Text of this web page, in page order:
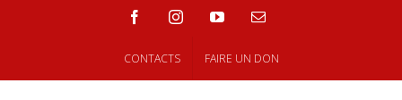
facebookinstagramyoutubeEmail
CONTACTS FAIRE UN DON